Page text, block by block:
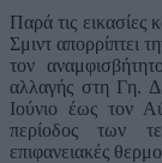
Παρά τις εικασίες
Σμιντ απορρίπτει
τον
αλλαγής στη Γη.
Ιούνιο έως τον
περίοδος των
επιφανειακές